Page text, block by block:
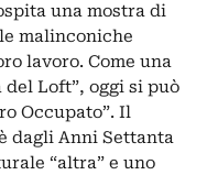
una mostra di
malinconiche
lavoro. Come una
Loft”, oggi si può
Occupato”. Il
dagli Anni Settanta
“altra” e uno